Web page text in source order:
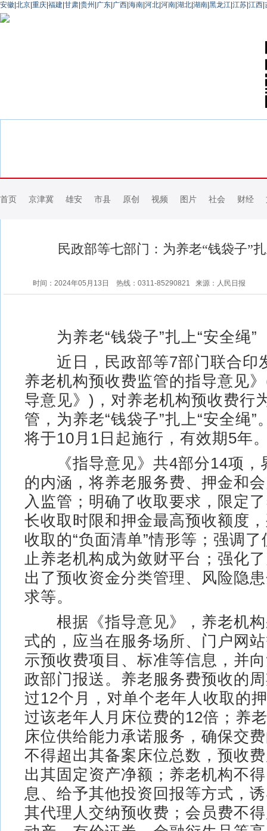
安徽 北京 重庆 福建 甘肃 贵州 广东 广西 海南 河北 河南 湖北 湖南 黑龙江 江苏 江西
首页 京津冀 雄安 市县 原创 视频 图片 社会 财经
民政部等七部门：为养老“钱袋子”
时间：2024年05月13日 热线：0311-85290821 来源：人民日报
为养老“钱袋子”扎上“安全绳”
近日，民政部等7部门联合印
养老机构预收费监管的指导意见
导意见》)，对养老机构预收费行
管，为养老“钱袋子”扎上“安全绳
将于10月1日起施行，有效期5年
《指导意见》共4部分14项，
的内涵，将养老服务费、押金和
入监管；明确了收取要求，限定
长收取时限和押金最高预收额度
收取的“负面清单”情形等；强调
止养老机构成为敛财平台；强化
出了预收资金分类管理、风险隐
求等。
根据《指导意见》，养老机构
式的，应当在服务场所、门户网
示预收费项目、标准等信息，并
政部门报送。养老服务费预收的
过12个月，对单个老年人收取的
过该老年人月床位费的12倍；养
床位供给能力承诺服务，确保交
不得超出其备案床位总数，预收
出其固定资产净额；养老机构不
息、给予其他投资回报等方式，
其代理人交纳预收费；会员费不